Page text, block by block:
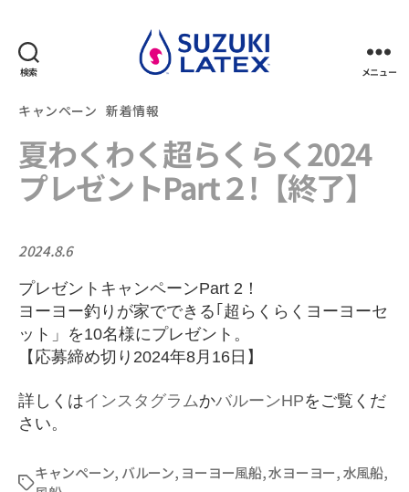
検索
テ
ッ
ク
ス
メニュー
カ
ゴ
リ
ー
キャンペーン 新着情報
夏わくわく超らくらく2024
プレゼントPart２!【終了】
投
稿
日
2024.8.6
プレゼントキャンペーンPart 2！
ヨーヨー釣りが家でできる｢超らくらくヨーヨーセ
ット」を10名様にプレゼント。
【応募締め切り2024年8月16日】
詳しくはインスタグラムかバルーンHPをご覧くだ
さい。
タ
キャンペーン, バルーン, ヨーヨー風船,水ヨーヨー,水風船,